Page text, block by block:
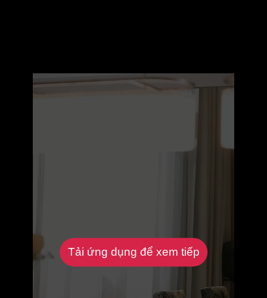
Tải ứng dụng để xem tiếp